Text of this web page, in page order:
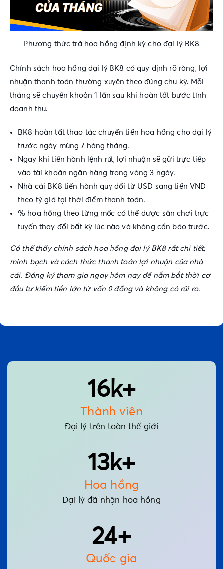
Phương thức trả hoa hồng định kỳ cho đại lý BK8
Chính sách hoa hồng đại lý BK8 có quy định rõ ràng, lợi
nhuận thanh toán thường xuyên theo đúng chu kỳ. Mỗi
tháng sẽ chuyển khoản 1 lần sau khi hoàn tất bước tính
doanh thu.
BK8 hoàn tất thao tác chuyển tiền hoa hồng cho đại lý
trước ngày mùng 7 hàng tháng.
Ngay khi tiến hành lệnh rút, lợi nhuận sẽ gửi trực tiếp
vào tài khoản ngân hàng trong vòng 3 ngày.
Nhà cái BK8 tiến hành quy đổi từ USD sang tiền VND
theo tỷ giá tại thời điểm thanh toán.
% hoa hồng theo từng mốc có thể được sân chơi trực
tuyến thay đổi bất kỳ lúc nào và không cần báo trước.
Có thể thấy chính sách hoa hồng đại lý BK8 rất chi tiết,
minh bạch và cách thức thanh toán lợi nhuận của nhà
cái. Đăng ký tham gia ngay hôm nay để nắm bắt thời cơ
đầu tư kiếm tiền lớn từ vốn 0 đồng và không có rủi ro.
16k+
Thành viên
Đại lý trên toàn thế giới
13k+
Hoa hồng
Đại lý đã nhận hoa hồng
24+
Quốc gia